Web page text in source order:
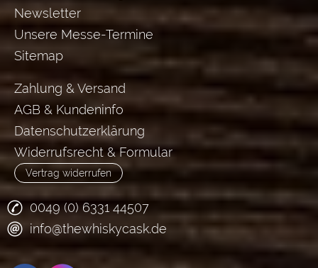
Newsletter
Unsere Messe-Termine
Sitemap
Zahlung & Versand
AGB & Kundeninfo
Datenschutzerklärung
Widerrufsrecht & Formular
Vertrag widerrufen
0049 (0) 6331 44507
info@thewhiskycask.de